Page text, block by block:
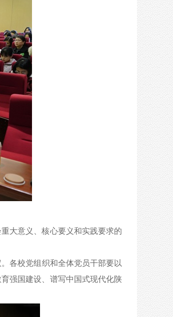
大意义、核心要义和实践要求的
。各校党组织和全体党员干部要以
强国建设、谱写中国式现代化陕